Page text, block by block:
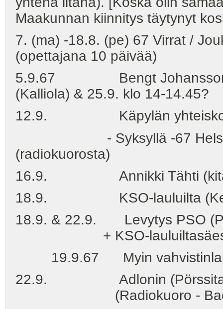
Maakunnan kiinnitys täytynyt
7. (ma) -18.8. (pe) 67 Virrat /
(opettajana 10 päivää)
5.9.67 Bengt Johansson:
(Kalliola) & 25.9. klo 14-14.45?
12.9. Käpylän yhteiskoulu
- Syksyllä -67
(radiokuorosta)
16.9. Annikki Tähti
18.9. KSO-lauluilta
18.9. & 22.9. Levytys PSO
+ KSO-
19.9.67 Myin
22.9. Adlonin (Pörssitalon)
(Radiokuoro - Bach: